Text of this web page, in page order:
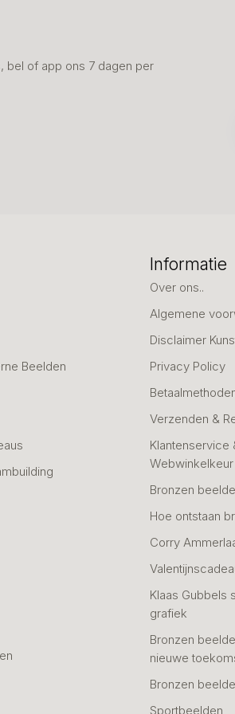
bel of app ons 7 dagen per
Beelden
Informatie
Over ons..
Algemene
Disclaimer
Privacy Policy
Verzenden &
Klantenservice
Webwinkelkeur
Bronzen
Hoe ontstaan
Corry
Klaas Gubbels
grafiek
Bronzen
nieuwe
Bronzen
Sportbeelden